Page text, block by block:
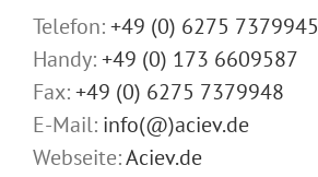
Telefon:+49 (0) 6275 7379945
Handy:+49 (0) 173 6609587
Fax:+49 (0) 6275 7379948
E-Mail: info(@)aciev.de
Webseite:Aciev.de